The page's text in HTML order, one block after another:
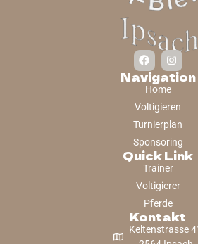
Navigation
Home
Voltigieren
Turnierplan
Sponsoring
Quick Link
Trainer
Voltigierer
Pferde
Kontakt
Keltenstrasse